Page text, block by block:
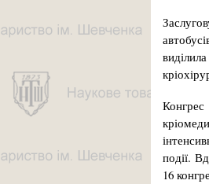
Конгрес
події.
16